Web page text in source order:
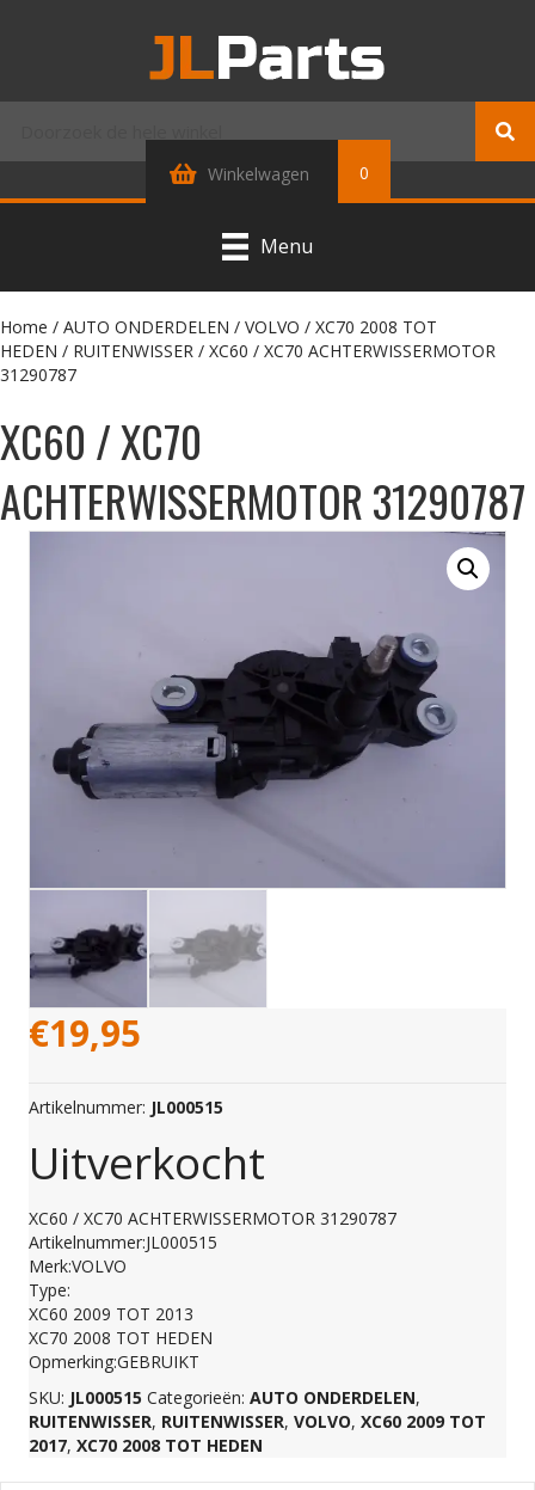
Winkelwagen 0
Menu
Home / AUTO ONDERDELEN / VOLVO / XC70 2008 TOT
HEDEN / RUITENWISSER / XC60 / XC70 ACHTERWISSERMOTOR
31290787
XC60 / XC70
ACHTERWISSERMOTOR 31290787
€19,95
Artikelnummer: JL000515
Uitverkocht
XC60 / XC70 ACHTERWISSERMOTOR 31290787
Artikelnummer:JL000515
Merk:VOLVO
Type:
XC60 2009 TOT 2013
XC70 2008 TOT HEDEN
Opmerking:GEBRUIKT
SKU: JL000515 Categorieën: AUTO ONDERDELEN,
RUITENWISSER, RUITENWISSER, VOLVO, XC60 2009 TOT
2017, XC70 2008 TOT HEDEN